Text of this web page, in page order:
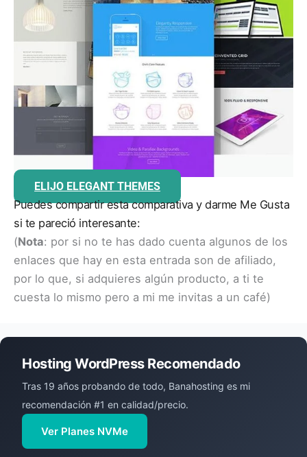
ELIJO ELEGANT THEMES
Puedes compartir esta comparativa y darme Me Gusta
si te pareció interesante:
(Nota: por si no te has dado cuenta algunos de los
enlaces que hay en esta entrada son de afiliado,
por lo que, si adquieres algún producto, a ti te
cuesta lo mismo pero a mi me invitas a un café) ​
Hosting WordPress Recomendado
Tras 19 años probando de todo, Banahosting es mi
recomendación #1 en calidad/precio.
Ver Planes NVMe